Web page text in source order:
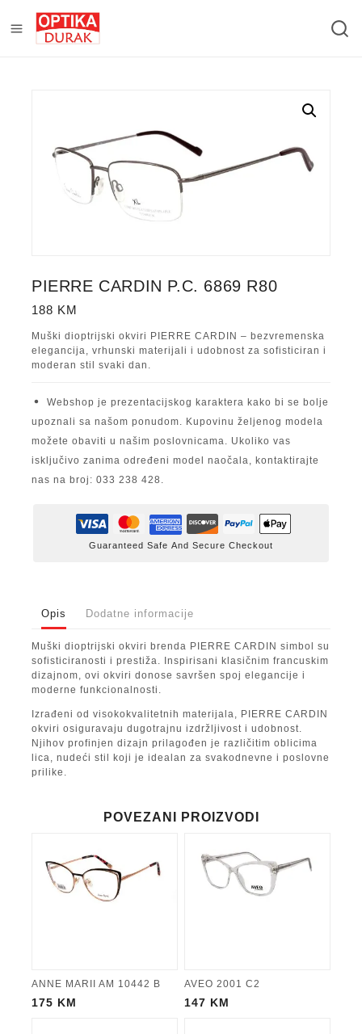
PIERRE CARDIN P.C. 6869 R80
188 KM
Muški dioptrijski okviri PIERRE CARDIN – bezvremenska
elegancija, vrhunski materijali i udobnost za sofisticiran i
moderan stil svaki dan.
Webshop je prezentacijskog karaktera kako bi se bolje
upoznali sa našom ponudom. Kupovinu željenog modela
možete obaviti u našim poslovnicama. Ukoliko vas
isključivo zanima određeni model naočala, kontaktirajte
nas na broj: 033 238 428.
Guaranteed Safe And Secure Checkout
Opis Dodatne informacije
Muški dioptrijski okviri brenda PIERRE CARDIN simbol su
sofisticiranosti i prestiža. Inspirisani klasičnim francuskim
dizajnom, ovi okviri donose savršen spoj elegancije i
moderne funkcionalnosti.
Izrađeni od visokokvalitetnih materijala, PIERRE CARDIN
okviri osiguravaju dugotrajnu izdržljivost i udobnost.
Njihov profinjen dizajn prilagođen je različitim oblicima
lica, nudeći stil koji je idealan za svakodnevne i poslovne
prilike.
POVEZANI PROIZVODI
ANNE MARII AM 10442 B
175 KM
AVEO 2001 C2
147 KM